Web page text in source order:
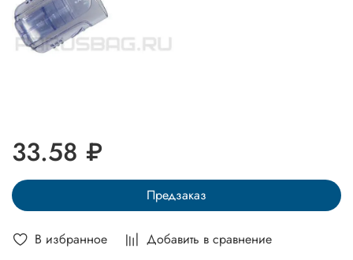
В избранное Добавить в сравнение
33.58 ₽
Предзаказ